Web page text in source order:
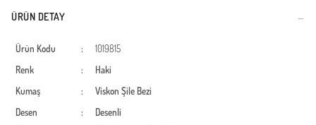
ÜRÜN DETAY
Ürün Kodu :
1019815
Renk
:
Haki
Kumaş
: Viskon Şile Bezi
Desen
:
Desenli